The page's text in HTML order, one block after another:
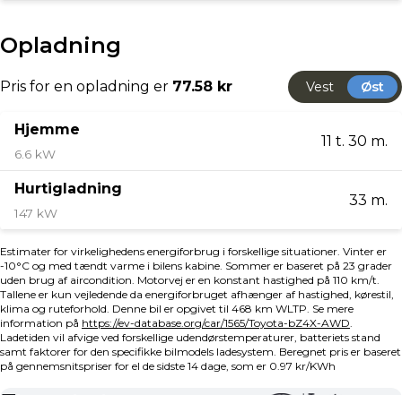
🔄 Vi byder på alle biler – Uanset alder, kilometer og
Mandag - Fredag kl. 09.00 - 17.30
Søndag kl 11.00 - 16.00
📞87 47 11 00